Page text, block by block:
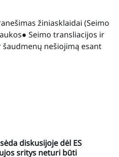
žiniasklaidai (Seimo
Seimo transliacijos ir
nešiojimą esant
diskusijoje dėl ES
sritys neturi būti